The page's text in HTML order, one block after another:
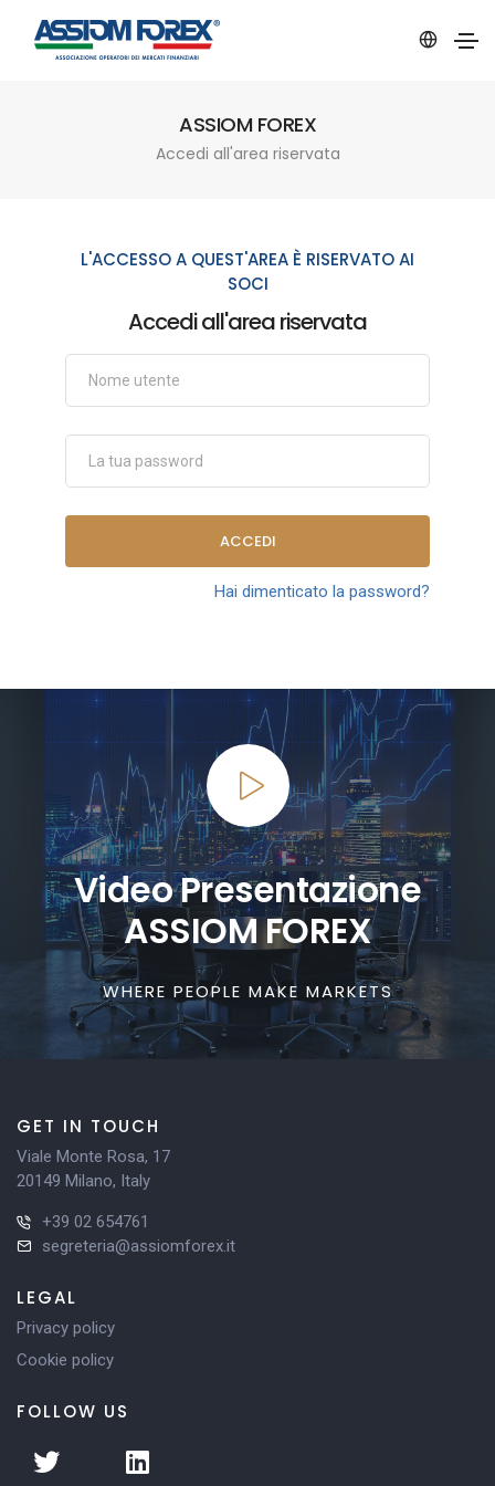
ASSIOM FOREX
Accedi all'area riservata
L'ACCESSO A QUEST'AREA È RISERVATO AI
SOCI
Accedi all'area riservata
ACCEDI
Hai dimenticato la password?
Video Presentazione
ASSIOM FOREX
WHERE PEOPLE MAKE MARKETS
GET IN TOUCH
Viale Monte Rosa, 17
20149 Milano, Italy
+39 02 654761
segreteria@assiomforex.it
LEGAL
Privacy policy
Cookie policy
FOLLOW US